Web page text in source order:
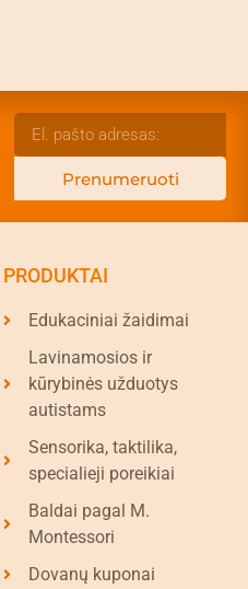
Prenumeruoti
PRODUKTAI
Edukaciniai žaidimai
Lavinamosios ir
kūrybinės užduotys
autistams
Sensorika, taktilika,
specialieji poreikiai
Baldai pagal M.
Montessori
Dovanų kuponai